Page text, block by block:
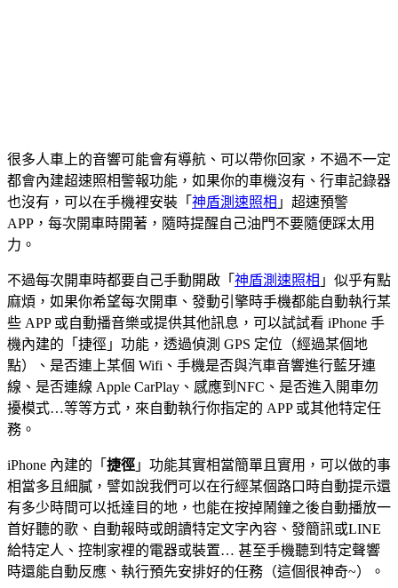
很多人車上的音響可能會有導航、可以帶你回家，不過不一定
都會內建超速照相警報功能，如果你的車機沒有、行車記錄器
也沒有，可以在手機裡安裝「 神盾測速照相 」超速預警
APP，每次開車時開著，隨時提醒自己油門不要隨便踩太用
力。
不過每次開車時都要自己手動開啟「 神盾測速照相 」似乎有點
麻煩，如果你希望每次開車、發動引擎時手機都能自動執行某
些 APP 或自動播音樂或提供其他訊息，可以試試看 iPhone 手
機內建的「捷徑」功能，透過偵測 GPS 定位（經過某個地
點）、是否連上某個 Wifi、手機是否與汽車音響進行藍牙連
線、是否連線 Apple CarPlay、感應到NFC、是否進入開車勿
擾模式…等等方式，來自動執行你指定的 APP 或其他特定任
務。
iPhone 內建的「 捷徑 」功能其實相當簡單且實用，可以做的事
相當多且細膩，譬如說我們可以在行經某個路口時自動提示還
有多少時間可以抵達目的地，也能在按掉鬧鐘之後自動播放一
首好聽的歌、自動報時或朗讀特定文字內容、發簡訊或LINE
給特定人、控制家裡的電器或裝置… 甚至手機聽到特定聲響
時還能自動反應、執行預先安排好的任務（這個很神奇~）。